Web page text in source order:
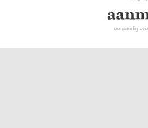
eenvoudig